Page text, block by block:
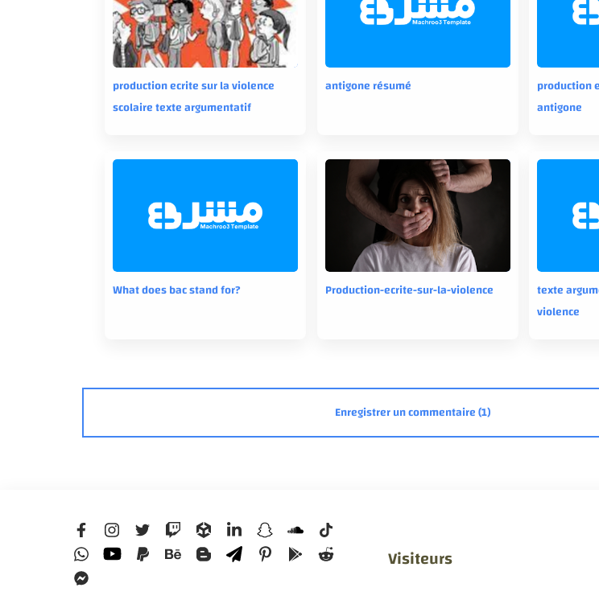
production ecrite sur la violence
scolaire texte argumentatif
antigone résumé
production ecrite sur l'amour
antigone
What does bac stand for? Production-ecrite-sur-la-violence
texte
violence
Visiteurs